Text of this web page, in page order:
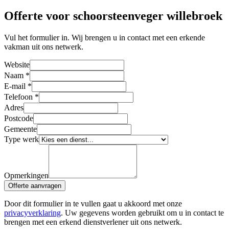
Offerte voor schoorsteenveger willebroek
Vul het formulier in. Wij brengen u in contact met een erkende
vakman uit ons netwerk.
Website
Naam *
E-mail *
Telefoon *
Adres
Postcode
Gemeente
Type werk
Opmerkingen
Offerte aanvragen
Door dit formulier in te vullen gaat u akkoord met onze
privacyverklaring. Uw gegevens worden gebruikt om u in contact te
brengen met een erkend dienstverlener uit ons netwerk.